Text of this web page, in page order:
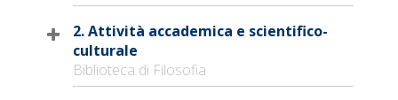
2. Attività accademica e scientifico-
culturale
Biblioteca di Filosofia